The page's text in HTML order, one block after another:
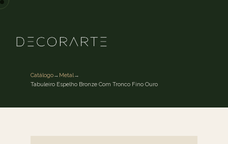
Catálogo→ Metal→
Tabuleiro Espelho Bronze Com Tronco Fino Ouro